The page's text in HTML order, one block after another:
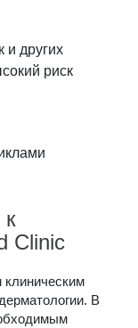
и других
риск
к
Clinic
В